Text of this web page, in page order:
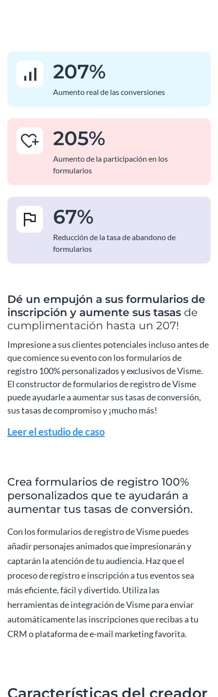
207%
Aumento real de las conversiones
205%
Aumento de la participación en los
formularios
67%
Reducción de la tasa de abandono de
formularios
Dé un empujón a sus formularios de
inscripción y aumente sus tasas de
cumplimentación hasta un 207!
Impresione a sus clientes potenciales incluso antes de
que comience su evento con los formularios de
registro 100% personalizados y exclusivos de Visme.
El constructor de formularios de registro de Visme
puede ayudarle a aumentar sus tasas de conversión,
sus tasas de compromiso y ¡mucho más!
Leer el estudio de caso
Crea formularios de registro 100%
personalizados que te ayudarán a
aumentar tus tasas de conversión.
Con los formularios de registro de Visme puedes
añadir personajes animados que impresionarán y
captarán la atención de tu audiencia. Haz que el
proceso de registro e inscripción a tus eventos sea
más eficiente, fácil y divertido. Utiliza las
herramientas de integración de Visme para enviar
automáticamente las inscripciones que recibas a tu
CRM o plataforma de e-mail marketing favorita.
Características del creador